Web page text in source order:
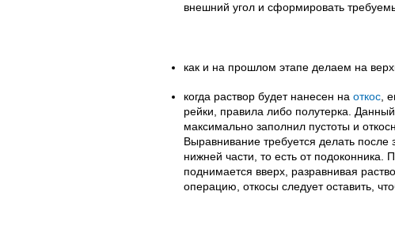
внешний угол и сформировать
как и на прошлом этапе делаем на
когда раствор будет нанесен на откос ,
рейки, правила либо полутерка.
максимально заполнил пустоты и
Выравнивание требуется делать
нижней части, то есть от
поднимается вверх, разравнивая
операцию, откосы следует оставить,